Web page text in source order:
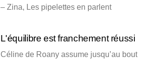
– Zina, Les pipelettes en parlent
L'équilibre est franchement réussi
Céline de Roany assume jusqu’au bout